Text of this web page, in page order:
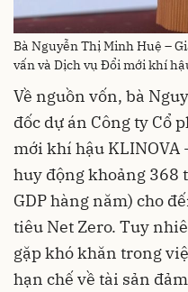
Bà Nguyễn Thị Minh Huệ –
vấn và Dịch vụ Đổi mới khí
Về nguồn vốn, bà
đốc dự án Công ty Cổ
mới khí hậu KLINOVA
huy động khoảng 368
GDP hàng năm) cho
tiêu Net Zero. Tuy
gặp khó khăn trong
hạn chế về tài sản